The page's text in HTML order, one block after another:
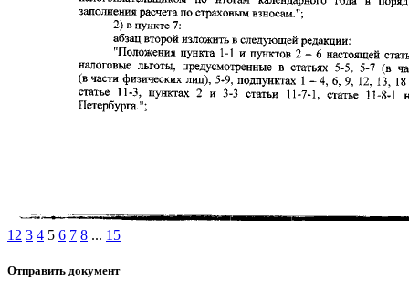
1 2 3 4 5 6 7 8 ... 15
Отправить документ